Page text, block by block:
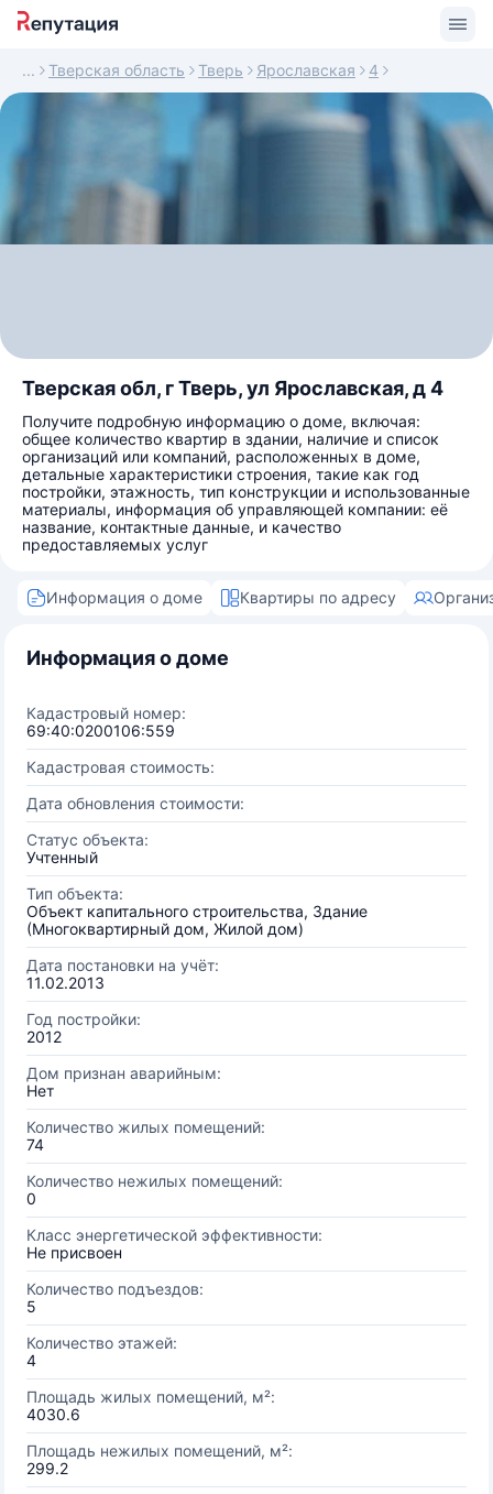
Тверская область Тверь Ярославская 4
Тверская обл, г Тверь, ул Ярославская, д 4
Получите подробную информацию о доме, включая:
общее количество квартир в здании, наличие и список
организаций или компаний, расположенных в доме,
детальные характеристики строения, такие как год
постройки, этажность, тип конструкции и использованные
материалы, информация об управляющей компании: её
название, контактные данные, и качество
предоставляемых услуг
Информация о доме Квартиры по адресу
Информация о доме
Кадастровый номер:
69:40:0200106:559
Кадастровая стоимость:
Дата обновления стоимости:
Статус объекта:
Учтенный
Тип объекта:
Объект капитального строительства, Здание
(Многоквартирный дом, Жилой дом)
Дата постановки на учёт:
11.02.2013
Год постройки:
2012
Дом признан аварийным:
Нет
Количество жилых помещений:
74
Количество нежилых помещений:
0
Класс энергетической эффективности:
Не присвоен
Количество подъездов:
5
Количество этажей:
4
Площадь жилых помещений, м²:
4030.6
Площадь нежилых помещений, м²:
299.2